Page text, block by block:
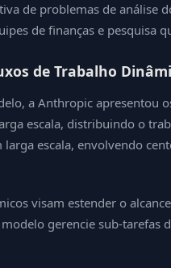
de problemas de análise
de finanças e pesquisa
de Trabalho
a Anthropic apresentou
escala, distribuindo o
escala, envolvendo
visam estender o
gerencie sub-tarefas